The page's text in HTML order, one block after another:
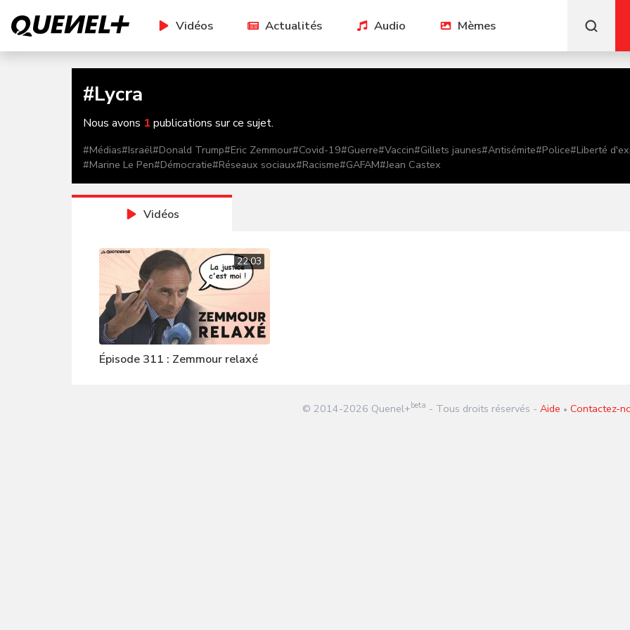
Vidéos Actualités Audio Mèmes
#Lycra
Nous avons 1 publications sur ce sujet.
#Médias#Israël#Donald Trump#Eric Zemmour#Covid-19#Guerre#Vaccin#Gillets jaunes#Antisémite#Police#Liberté
#Marine Le Pen#Démocratie#Réseaux sociaux#Racisme#GAFAM#Jean Castex
Vidéos
22:03
Épisode 311 : Zemmour relaxé
© 2014-2026 Quenel+beta - Tous droits réservés - Aide • Contactez-